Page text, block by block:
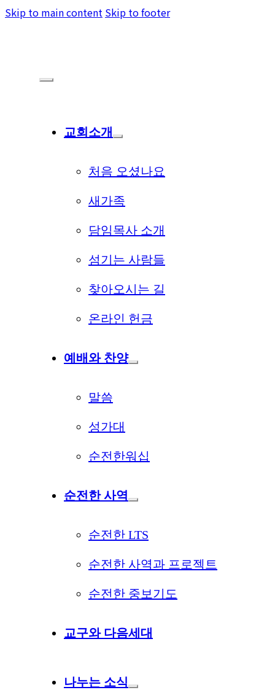
Skip to main content Skip to footer
교회소개
처음 오셨나요
새가족
담임목사 소개
섬기는 사람들
찾아오시는 길
온라인 헌금
예배와 찬양
말씀
성가대
순전한워십
순전한 사역
순전한 LTS
순전한 사역과 프로젝트
순전한 중보기도
교구와 다음세대
나누는 소식